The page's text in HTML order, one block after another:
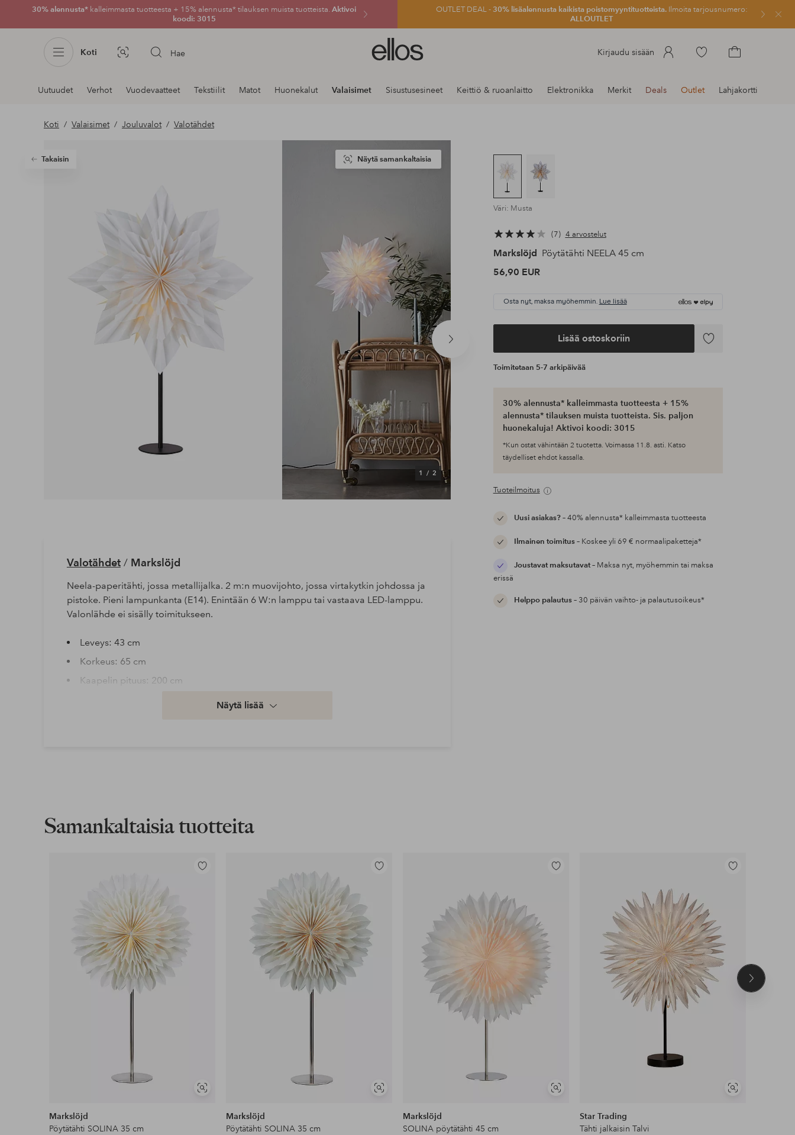
30% alennusta* kalleimmasta tuotteesta + 15% alennusta* tilauksen muista tuotteista. Aktivoi
koodi: 3015
OUTLET DEAL -30% lisäalennusta kaikista poistomyyntituotteista.Ilmoita tarjousnumero:
ALLOUTLET
Sulje
Koti Kuvahaku Hae
Ellos-
logo
siirry
Kirjaudu sisään
Siirry
Navigointi
osastoilla
Uutuudet Verhot Vuodevaatteet Tekstiilit Matot Huonekalut Valaisimet Sisustusesineet Keittiö & ruoanlaitto Elektronikka Merkit Deals Outlet Lahjakortti
Koti Valaisimet Jouluvalot Valotähdet
Takaisin
Seuraava
1/ 2
Näytä samankaltaisia
Väri: Musta
7 4 arvostelut
Markslöjd
Pöytätähti NEELA 45 cm
56,90 EUR
Osta nyt, maksa myöhemmin. Lue lisää
Lisää ostoskoriin
Lisää
Toimitetaan 5-7 arkipäivää
30% alennusta* kalleimmasta tuotteesta + 15%
alennusta* tilauksen muista tuotteista. Sis. paljon
huonekaluja! Aktivoi koodi: 3015
*Kun ostat vähintään 2 tuotetta. Voimassa 11.8. asti. Katso
täydelliset ehdot kassalla.
Tuoteilmoitus
Uusi asiakas?– 40% alennusta* kalleimmasta tuotteesta
Ilmainen toimitus– Koskee yli 69 € normaalipaketteja*
Joustavat maksutavat– Maksa nyt, myöhemmin tai maksa
erissä
Helppo palautus– 30 päivän vaihto- ja palautusoikeus*
Valotähdet/ Markslöjd
Neela-paperitähti, jossa metallijalka. 2 m:n muovijohto, jossa virtakytkin johdossa ja
pistoke. Pieni lampunkanta (E14). Enintään 6 W:n lamppu tai vastaava LED-lamppu.
Valonlähde ei sisälly toimitukseen.
Leveys: 43 cm
Korkeus: 65 cm
Kaapelin pituus: 200 cm
Lasku & Tili
Edullisimmat maksutapamme
Näytä lisää
Samankaltaisia tuotteita
Näytä
Lisää
Markslöjd
Pöytätähti SOLINA 35 cm
Näytä
Lisää
Markslöjd
Pöytätähti SOLINA 35 cm
Näytä
Lisää
Markslöjd
SOLINA pöytätähti 45 cm
Näytä
Lisää
Star Trading
Tähti jalkaisin Talvi
Seuraava